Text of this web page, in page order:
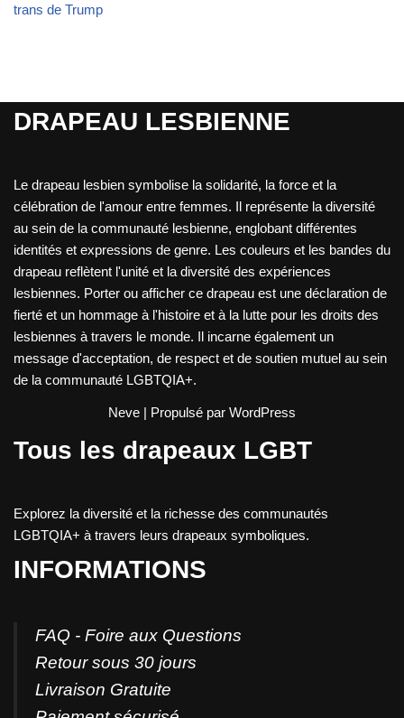
trans de Trump
DRAPEAU LESBIENNE
Le drapeau lesbien symbolise la solidarité, la force et la
célébration de l'amour entre femmes. Il représente la diversité
au sein de la communauté lesbienne, englobant différentes
identités et expressions de genre. Les couleurs et les bandes du
drapeau reflètent l'unité et la diversité des expériences
lesbiennes. Porter ou afficher ce drapeau est une déclaration de
fierté et un hommage à l'histoire et à la lutte pour les droits des
lesbiennes à travers le monde. Il incarne également un
message d'acceptation, de respect et de soutien mutuel au sein
de la communauté LGBTQIA+.
Neve | Propulsé par WordPress
Tous les drapeaux LGBT
Explorez la diversité et la richesse des communautés
LGBTQIA+ à travers leurs drapeaux symboliques.
INFORMATIONS
FAQ - Foire aux Questions
Retour sous 30 jours
Livraison Gratuite